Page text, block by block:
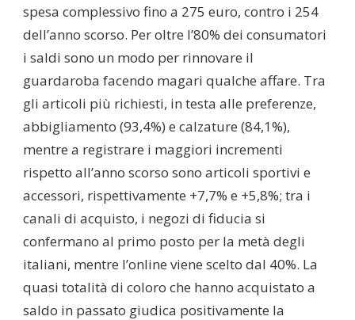
spesa complessivo fino a 275 euro, contro i 254
dell’anno scorso. Per oltre l’80% dei consumatori
i saldi sono un modo per rinnovare il
guardaroba facendo magari qualche affare. Tra
gli articoli più richiesti, in testa alle preferenze,
abbigliamento (93,4%) e calzature (84,1%),
mentre a registrare i maggiori incrementi
rispetto all’anno scorso sono articoli sportivi e
accessori, rispettivamente +7,7% e +5,8%; tra i
canali di acquisto, i negozi di fiducia si
confermano al primo posto per la metà degli
italiani, mentre l’online viene scelto dal 40%. La
quasi totalità di coloro che hanno acquistato a
saldo in passato giudica positivamente la